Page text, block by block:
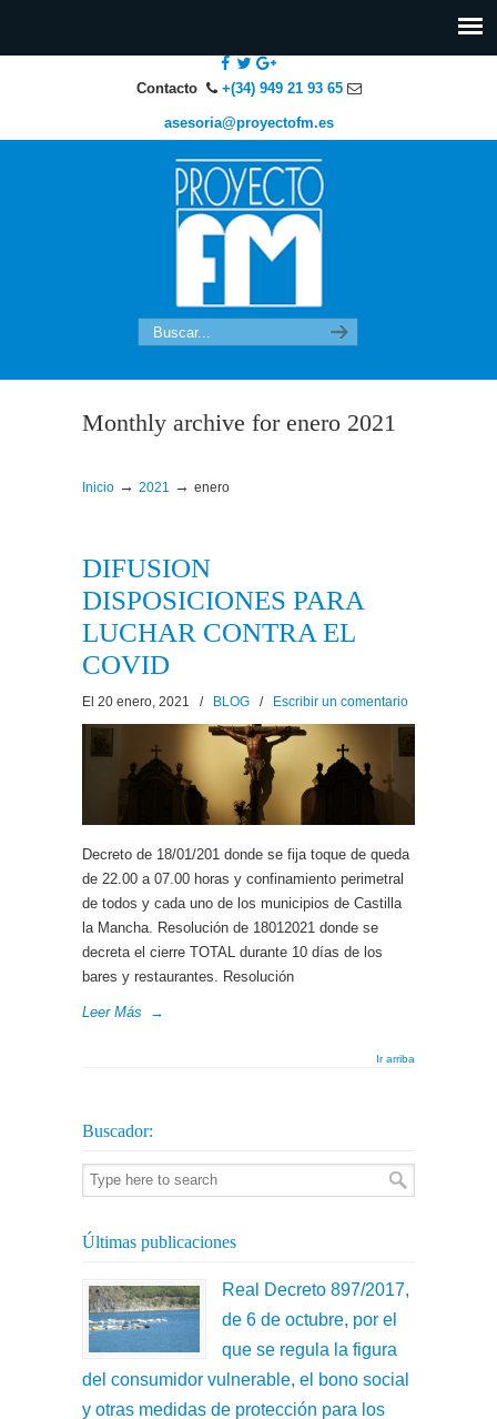
Contacto +(34) 949 21 93 65
asesoria@proyectofm.es
Monthly archive for enero 2021
Inicio → 2021 → enero
DIFUSION
DISPOSICIONES PARA
LUCHAR CONTRA EL
COVID
El 20 enero, 2021 / BLOG / Escribir un comentario
Decreto de 18/01/201 donde se fija toque de queda
de 22.00 a 07.00 horas y confinamiento perimetral
de todos y cada uno de los municipios de Castilla
la Mancha. Resolución de 18012021 donde se
decreta el cierre TOTAL durante 10 días de los
bares y restaurantes. Resolución
Leer Más →
Ir arriba
Buscador:
Últimas publicaciones
Real Decreto 897/2017,
de 6 de octubre, por el
que se regula la figura
del consumidor vulnerable, el bono social
y otras medidas de protección para los